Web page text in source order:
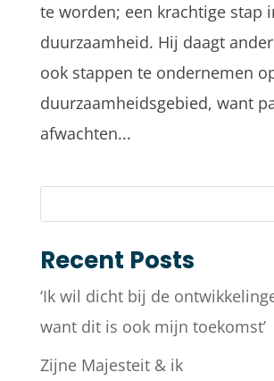
te worden; een krachtige stap
duurzaamheid. Hij daagt
ook stappen te ondernemen
duurzaamheidsgebied, want
afwachten...
Recent Posts
‘Ik wil dicht bij de
want dit is ook mijn toekomst’
Zijne Majesteit & ik